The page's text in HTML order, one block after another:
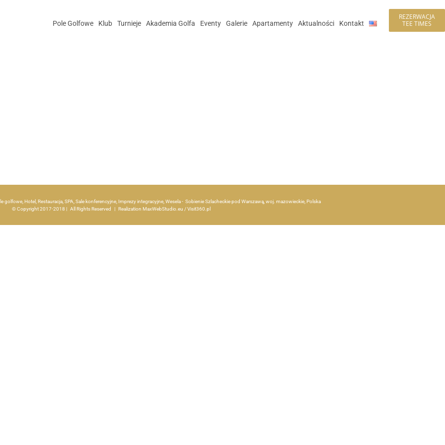
Pole Golfowe Klub Turnieje Akademia Golfa Eventy Galerie Apartamenty Aktualności Kontakt
REZERWACJA
TEE TIMES
golfowe, Hotel, Restauracja, SPA, Sale konferencyjne, Imprezy integracyjne, Wesela - Sobienie Szlacheckie pod Warszawą, woj. mazowieckie, Polska
© Copyright 2017-2018 | All Rights Reserved | Realization MaxWebStudio.eu /Visit360.pl